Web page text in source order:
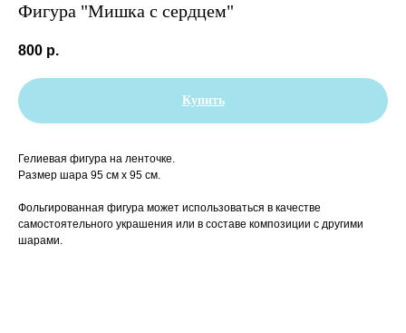
Фигура "Мишка с сердцем"
800 р.
Купить
Гелиевая фигура на ленточке.
Размер шара 95 см х 95 см.
Фольгированная фигура может использоваться в качестве
самостоятельного украшения или в составе композиции с другими
шарами.